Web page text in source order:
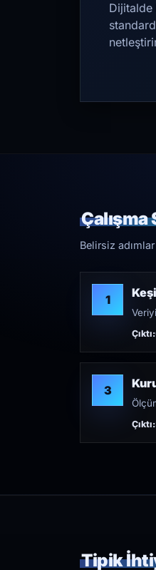
Çalışma
Belirsiz
1
Çıktı:
3
Çıktı:
Tipik